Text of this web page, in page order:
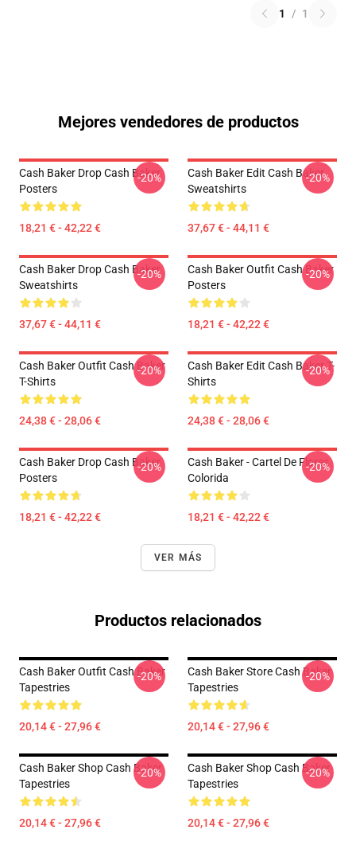
1 / 1
Mejores vendedores de productos
Cash Baker Drop Cash Baker
Posters
18,21 € - 42,22 €
-20%
Cash Baker Edit Cash Baker
Sweatshirts
37,67 € - 44,11 €
-20%
Cash Baker Drop Cash Baker
Sweatshirts
37,67 € - 44,11 €
-20%
Cash Baker Outfit Cash Baker
Posters
18,21 € - 42,22 €
-20%
Cash Baker Outfit Cash Baker
T-Shirts
24,38 € - 28,06 €
-20%
Cash Baker Edit Cash Baker T-
Shirts
24,38 € - 28,06 €
-20%
Cash Baker Drop Cash Baker
Posters
18,21 € - 42,22 €
-20%
Cash Baker - Cartel De Flores
Colorida
18,21 € - 42,22 €
-20%
VER MÁS
Productos relacionados
Cash Baker Outfit Cash Baker
Tapestries
20,14 € - 27,96 €
-20%
Cash Baker Store Cash Baker
Tapestries
20,14 € - 27,96 €
-20%
Cash Baker Shop Cash Baker
Tapestries
20,14 € - 27,96 €
-20%
Cash Baker Shop Cash Baker
Tapestries
20,14 € - 27,96 €
-20%